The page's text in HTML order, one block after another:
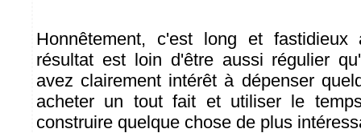
Honnêtement, c'est long et
résultat est loin d'être aussi régulier
avez clairement intérêt à dépenser
acheter un tout fait et utiliser le
construire quelque chose de plus